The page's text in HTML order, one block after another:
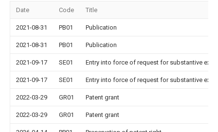
Date Code Title
2021-08-31 PB01 Publication
2021-08-31 PB01 Publication
2021-09-17 SE01 Entry into force of request for substantive
2021-09-17 SE01 Entry into force of request for substantive
2022-03-29 GR01 Patent grant
2022-03-29 GR01 Patent grant